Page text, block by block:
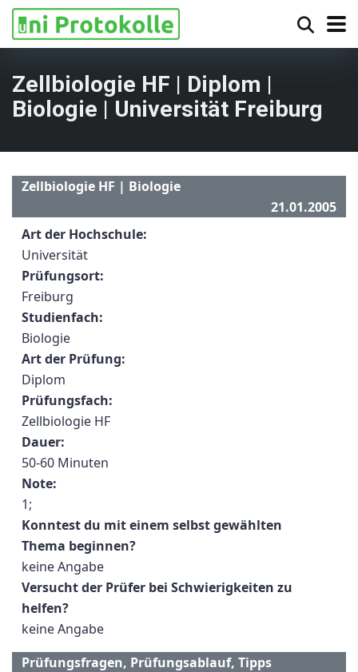
Zellbiologie HF | Diplom |
Biologie | Universität Freiburg
Zellbiologie HF | Biologie
21.01.2005
Art der Hochschule:
Universität
Prüfungsort:
Freiburg
Studienfach:
Biologie
Art der Prüfung:
Diplom
Prüfungsfach:
Zellbiologie HF
Dauer:
50-60 Minuten
Note:
1;
Konntest du mit einem selbst gewählten
Thema beginnen?
keine Angabe
Versucht der Prüfer bei Schwierigkeiten zu
helfen?
keine Angabe
Prüfungsfragen, Prüfungsablauf, Tipps